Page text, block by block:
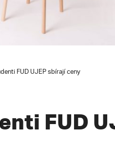
FUD UJEP sbírají ceny
FUD